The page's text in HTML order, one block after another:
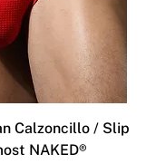
Calzoncillo / Slip
NAKED®